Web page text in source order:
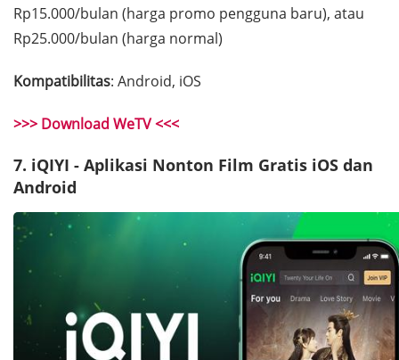
Rp15.000/bulan (harga promo pengguna baru), atau
Rp25.000/bulan (harga normal)
Kompatibilitas: Android, iOS
>>> Download WeTV <<<
7. iQIYI - Aplikasi Nonton Film Gratis iOS dan
Android